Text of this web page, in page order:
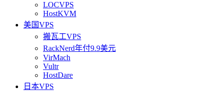
LOCVPS
HostKVM
美国VPS
搬瓦工VPS
RackNerd年付9.9美元
VirMach
Vultr
HostDare
日本VPS